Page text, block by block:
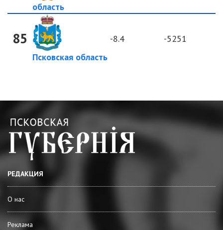
область
85
Псковская область
-8.4 -5251
РЕДАКЦИЯ
О нас
Реклама